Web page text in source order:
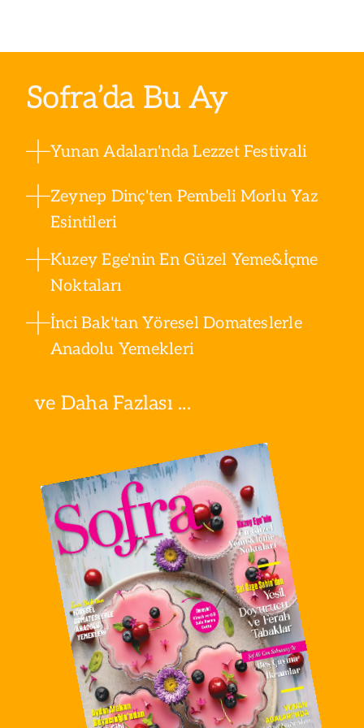
Sofra’da Bu Ay
Yunan Adaları'nda Lezzet Festivali
Zeynep Dinç'ten Pembeli Morlu Yaz
Esintileri
Kuzey Ege'nin En Güzel Yeme&İçme
Noktaları
İnci Bak'tan Yöresel Domateslerle
Anadolu Yemekleri
ve Daha Fazlası ...